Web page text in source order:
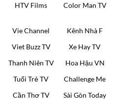
HTV Films Color Man TV
Vie Channel
Kênh Nhà F
Viet Buzz TV
Xe Hay TV
Thanh Niên TV
Hoa Hậu VN
Tuổi Trẻ TV
Challenge Me
Cần Thơ TV
Sài Gòn Today